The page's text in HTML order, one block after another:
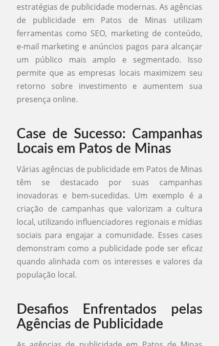
estratégias de publicidade modernas. As agências
de publicidade em Patos de Minas utilizam
ferramentas como SEO, marketing de conteúdo,
e-mail marketing e anúncios pagos para alcançar
um público mais amplo e segmentado. Isso
permite que as empresas locais maximizem seu
retorno sobre investimento e aumentem sua
presença online.
Case de Sucesso: Campanhas
Locais em Patos de Minas
Várias agências de publicidade em Patos de Minas
têm se destacado por suas campanhas
inovadoras e bem-sucedidas. Um exemplo é a
criação de campanhas que valorizam a cultura
local, utilizando influenciadores regionais e mídias
sociais para engajar a comunidade. Esses cases
demonstram como a publicidade pode ser eficaz
quando alinhada com os interesses e valores da
população local.
Desafios Enfrentados pelas
Agências de Publicidade